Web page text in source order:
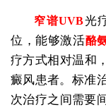
窄谱UVB光
位，能够激活酪
疗方式相对温和
癜风患者。标准
次治疗之间需要